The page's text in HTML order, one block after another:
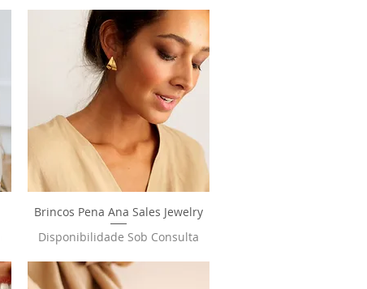
Visualização rápida
Brincos Pena Ana Sales Jewelry
Disponibilidade Sob Consulta